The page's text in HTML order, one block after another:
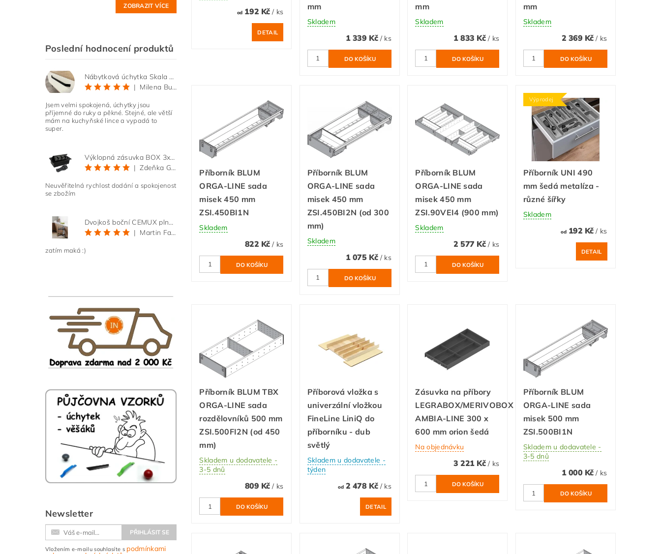
ZOBRAZIT VÍCE
Poslední hodnocení produktů
Nábytková úchytka Skala černá matná
|
Milena Bučková
Jsem velmi spokojená, úchytky jsou
příjemné do ruky a pěkné. Stejné, ale větší
mám na kuchyňské lince a vypadá to
super.
Výklopná zásuvka BOX 3x 230V s 3m kabelem - černá
|
Zdeňka Gold
Neuvěřitelná rychlost dodání a spokojenost
se zbožím
Dvojkoš boční CEMUX plné dno 3D, s tlumením antracit 200 mm
|
Martin Faltus
zatím maká :)
Newsletter
Vložením e-mailu souhlasíte s podmínkami
od192 Kč/ ks
DETAIL
mm
Skladem
1 339 Kč / ks
mm
Skladem
1 833 Kč / ks
mm
Skladem
2 369 Kč/ ks
Příborník BLUM
ORGA-LINE sada
misek 450 mm
ZSI.450BI1N
Skladem
822 Kč/ ks
Příborník BLUM
ORGA-LINE sada
misek 450 mm
ZSI.450BI2N (od 300
mm)
Skladem
1 075 Kč / ks
Příborník BLUM
ORGA-LINE sada
misek 450 mm
ZSI.90VEI4 (900 mm)
Skladem
2 577 Kč / ks
Výprodej
Příborník UNI 490
mm šedá metalíza -
různé šířky
Skladem
od192 Kč/ ks
DETAIL
Příborník BLUM TBX
ORGA-LINE sada
rozdělovníků 500 mm
ZSI.500FI2N (od 450
mm)
Skladem u dodavatele -
3-5 dnů
809 Kč/ ks
Příborová vložka s
univerzální vložkou
FineLine LiniQ do
příborníku - dub
světlý
Skladem u dodavatele -
týden
od2 478 Kč / ks
DETAIL
Zásuvka na příbory
LEGRABOX/MERIVOBOX
AMBIA-LINE 300 x
600 mm orion šedá
Na objednávku
3 221 Kč / ks
Příborník BLUM
ORGA-LINE sada
misek 500 mm
ZSI.500BI1N
Skladem u dodavatele -
3-5 dnů
1 000 Kč/ ks